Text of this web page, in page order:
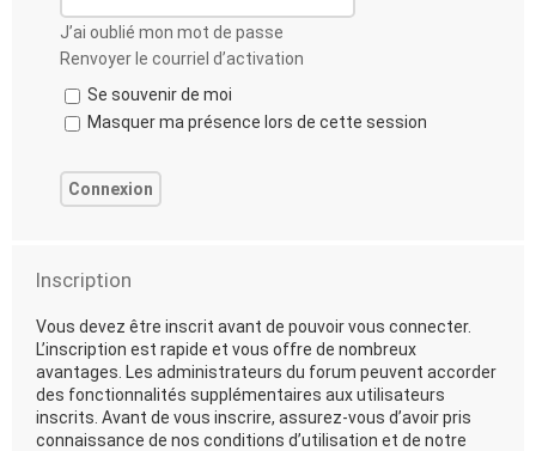
J’ai oublié mon mot de passe
Renvoyer le courriel d’activation
Se souvenir de moi
Masquer ma présence lors de cette session
Inscription
Vous devez être inscrit avant de pouvoir vous connecter.
L’inscription est rapide et vous offre de nombreux
avantages. Les administrateurs du forum peuvent accorder
des fonctionnalités supplémentaires aux utilisateurs
inscrits. Avant de vous inscrire, assurez-vous d’avoir pris
connaissance de nos conditions d’utilisation et de notre